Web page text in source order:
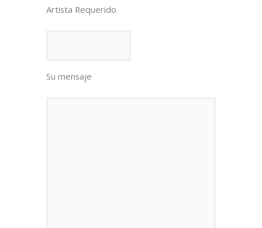
Artista Requerido
Su mensaje